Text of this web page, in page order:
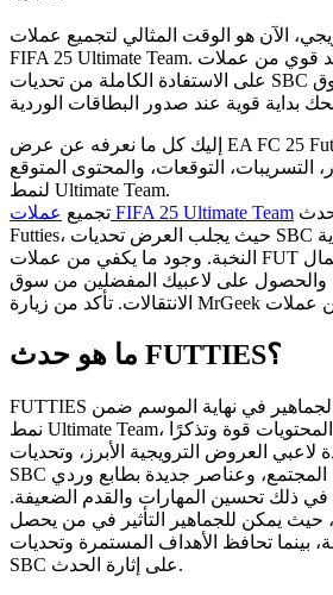
الآن هو الوقت المثالي لتجميع عملات
FIFA 25 Ultimate Team. وجود رصيد قوي من عملات FC سيساعدك
على الاستفادة الكاملة من تحديات SBC المحدودة وفرص سوق
إليك كل ما نعرفه عن عرض EA FC 25 Futties الترويجي القادم، بما
التسريبات، التوقعات، والمحتوى المتوقع
لنمط Ultimate Team.
تجميع عملات FIFA 25 Ultimate Team
Futties، حيث يجلب العرض تحديات SBC مطلوبة وبطاقات وردية
النخبة. وجود ما يكفي من عملات FUT يضمن استعدادك لإكمال
والحصول على لاعبيك المفضلين من سوق
ما هو حدث FUTTIES؟
FUTTIES هو حدث مفضل لدى الجماهير في نهاية الموسم ضمن
نمط Ultimate Team، يسلط الضوء على أكثر المحتويات قوة وتذكرًا
العروض الترويجية الأبرز، وتحديات
SBC يتم التصويت عليها من المجتمع، وعناصر جديدة بطابع وردي
في ذلك تحسين المهارات والقدم الضعيفة.
حيث يمكن للجماهير التأثير في من يحصل
بينما تحافظ الأهداف المستمرة وتحديات
SBC على إثارة الحدث.